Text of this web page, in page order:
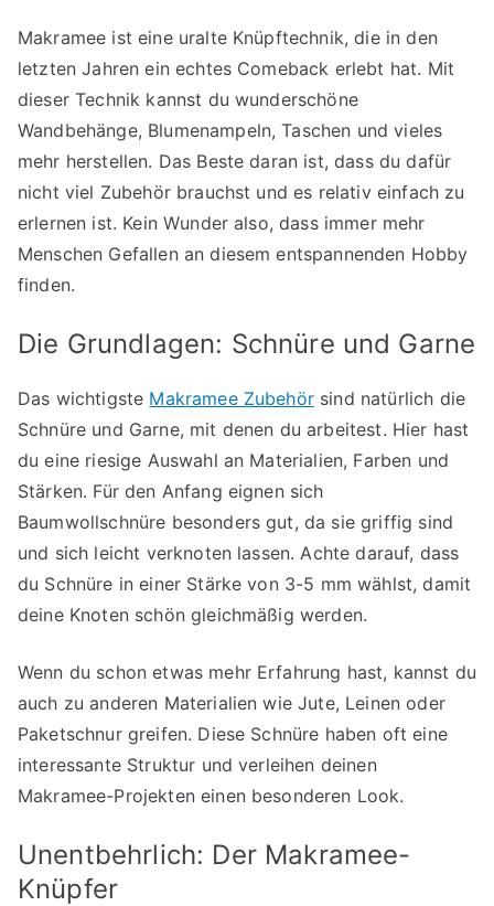
Makramee ist eine uralte Knüpftechnik, die in den
letzten Jahren ein echtes Comeback erlebt hat. Mit
dieser Technik kannst du wunderschöne
Wandbehänge, Blumenampeln, Taschen und vieles
mehr herstellen. Das Beste daran ist, dass du dafür
nicht viel Zubehör brauchst und es relativ einfach zu
erlernen ist. Kein Wunder also, dass immer mehr
Menschen Gefallen an diesem entspannenden Hobby
finden.
Die Grundlagen: Schnüre und Garne
Das wichtigste Makramee Zubehörsind natürlich die
Schnüre und Garne, mit denen du arbeitest. Hier hast
du eine riesige Auswahl an Materialien, Farben und
Stärken. Für den Anfang eignen sich
Baumwollschnüre besonders gut, da sie griffig sind
und sich leicht verknoten lassen. Achte darauf, dass
du Schnüre in einer Stärke von 3-5 mm wählst, damit
deine Knoten schön gleichmäßig werden.
Wenn du schon etwas mehr Erfahrung hast, kannst du
auch zu anderen Materialien wie Jute, Leinen oder
Paketschnur greifen. Diese Schnüre haben oft eine
interessante Struktur und verleihen deinen
Makramee-Projekten einen besonderen Look.
Unentbehrlich: Der Makramee-
Knüpfer